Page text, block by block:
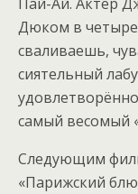
Дюком в четыре
сваливаешь,
сиятельный
самый весомый
Следующим
«Парижский